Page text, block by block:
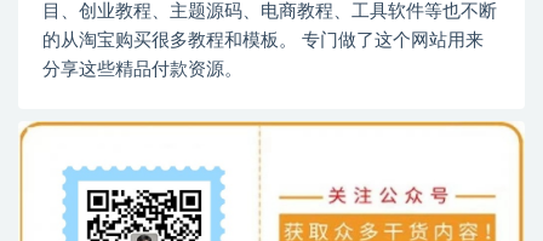
目、创业教程、主题源码、电商教程、工具软件等也不断
的从淘宝购买很多教程和模板。 专门做了这个网站用来
分享这些精品付款资源。